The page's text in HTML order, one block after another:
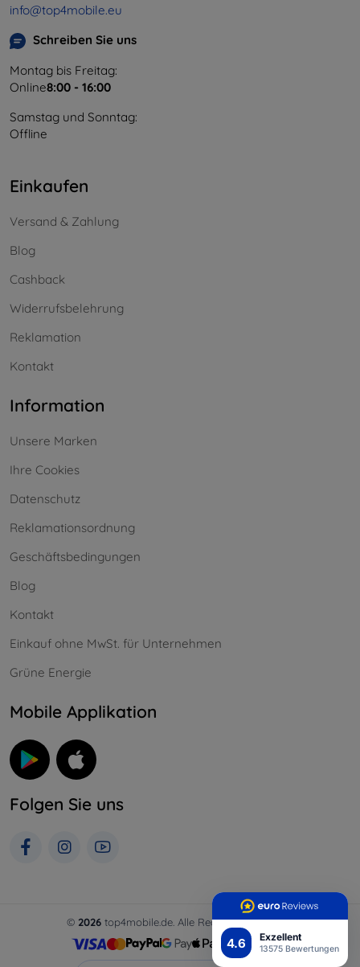
4.6 Exzellent
13575 Bewertungen
info@top4mobile.eu
Schreiben Sie uns
Montag bis Freitag:
Online8:00 - 16:00
Samstag und Sonntag:
Offline
Einkaufen
Versand & Zahlung
Blog
Cashback
Widerrufsbelehrung
Reklamation
Kontakt
Information
Unsere Marken
Ihre Cookies
Datenschutz
Reklamationsordnung
Geschäftsbedingungen
Blog
Kontakt
Einkauf ohne MwSt. für Unternehmen
Grüne Energie
Mobile Applikation
Folgen Sie uns
© 2026 top4mobile.de. Alle Rechte vorbehalten.